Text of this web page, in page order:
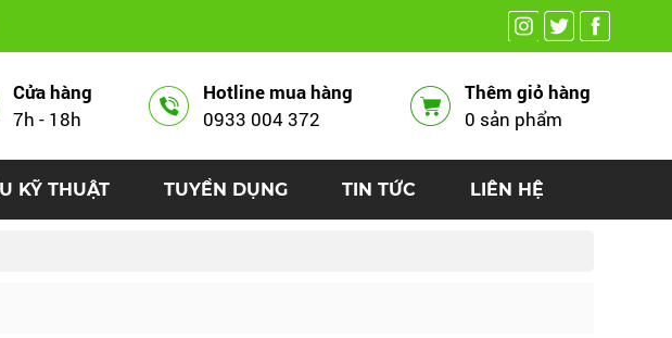
Cửa hàng
7h - 18h
Hotline mua hàng
0933 004 372
Thêm giỏ hàng
0 sản phẩm
KỸ THUẬT TUYỂN DỤNG TIN TỨC LIÊN HỆ